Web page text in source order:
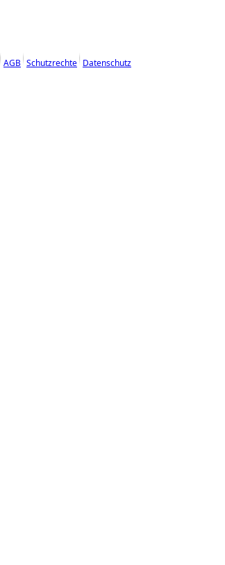
AGB Schutzrechte Datenschutz